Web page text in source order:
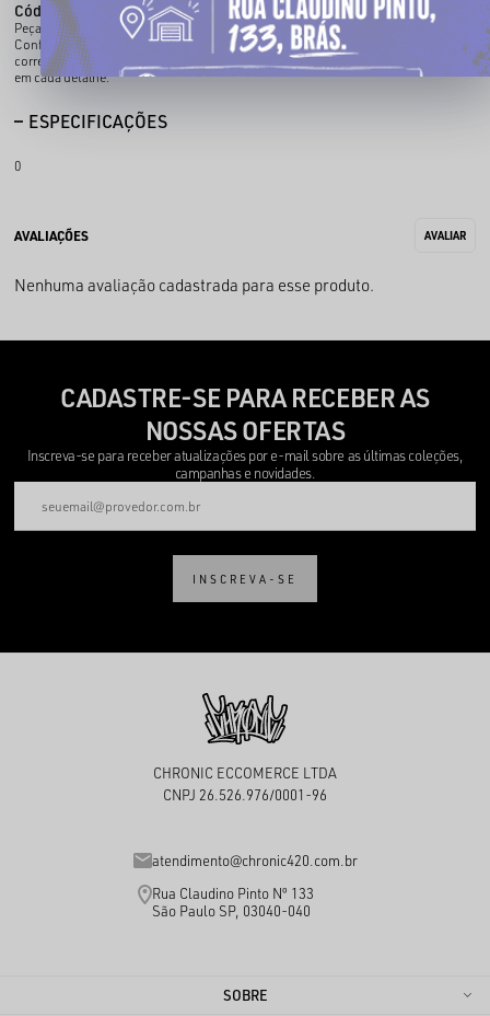
Código identificador (SKU):
100461901
Peça versátil, feita pra acompanhar o ritmo da rua sem perder a identidade.
Confortável e fácil de combinar, entrega atitude na medida certa pra quem vive o
corre todos os dias. Estilo autêntico, postura firme e o DNA CHRONIC presente
em cada detalhe.
ESPECIFICAÇÕES
0
Nenhuma avaliação cadastrada para esse produto.
CADASTRE-SE PARA RECEBER AS
NOSSAS OFERTAS
Inscreva-se para receber atualizações por e-mail sobre as últimas coleções,
campanhas e novidades.
INSCREVA-SE
CHRONIC ECCOMERCE LTDA
CNPJ 26.526.976/0001-96
atendimento@chronic420.com.br
Rua Claudino Pinto Nº 133
São Paulo SP, 03040-040
SOBRE